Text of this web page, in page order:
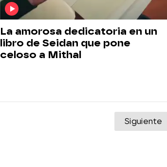
La amorosa dedicatoria en un
libro de Seidan que pone
celoso a Mithal
Siguiente